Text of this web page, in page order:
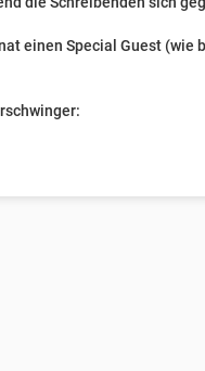
einen Special Guest